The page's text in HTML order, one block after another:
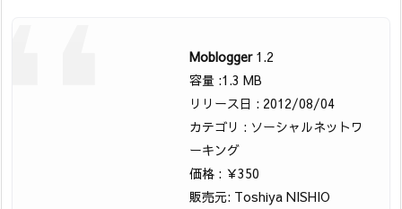
Moblogger1.2
容量 :1.3 MB
リリース日 : 2012/08/04
カテゴリ : ソーシャルネットワ
ーキング
価格 : ￥350
販売元: Toshiya NISHIO